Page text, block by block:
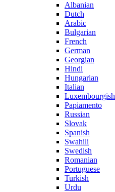
Albanian
Dutch
Arabic
Bulgarian
French
German
Georgian
Hindi
Hungarian
Italian
Luxembourgish
Papiamento
Russian
Slovak
Spanish
Swahili
Swedish
Romanian
Portuguese
Turkish
Urdu